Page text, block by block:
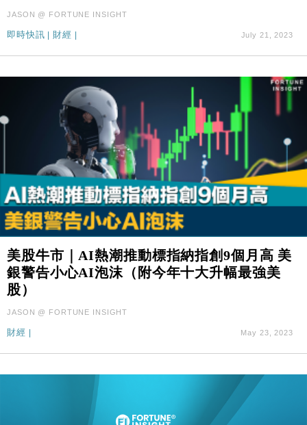
最強
16:33
財經｜滙控重啟最多10億美元回購 派息比率目標維持
50%
JASON @ FORTUNE INSIGHT
即時快訊 | 財經 | July 21, 2023
美股牛市｜AI熱潮推動標指納指創9個月高 美
銀警告小心AI泡沫（附今年十大升幅最強美
股）
JASON @ FORTUNE INSIGHT
財經 May 23, 2023